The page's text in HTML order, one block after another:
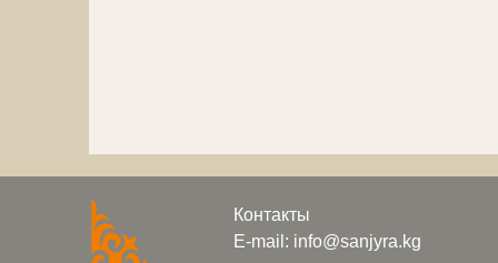
Контакты
E-mail: info@sanjyra.kg